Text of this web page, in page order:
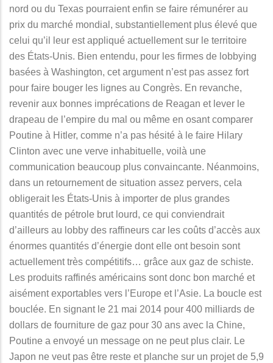
nord ou du Texas pourraient enfin se faire rémunérer au
prix du marché mondial, substantiellement plus élevé que
celui qu’il leur est appliqué actuellement sur le territoire
des États-Unis. Bien entendu, pour les firmes de lobbying
basées à Washington, cet argument n’est pas assez fort
pour faire bouger les lignes au Congrès. En revanche,
revenir aux bonnes imprécations de Reagan et lever le
drapeau de l’empire du mal ou même en osant comparer
Poutine à Hitler, comme n’a pas hésité à le faire Hilary
Clinton avec une verve inhabituelle, voilà une
communication beaucoup plus convaincante. Néanmoins,
dans un retournement de situation assez pervers, cela
obligerait les États-Unis à importer de plus grandes
quantités de pétrole brut lourd, ce qui conviendrait
d’ailleurs au lobby des raffineurs car les coûts d’accès aux
énormes quantités d’énergie dont elle ont besoin sont
actuellement très compétitifs… grâce aux gaz de schiste.
Les produits raffinés américains sont donc bon marché et
aisément exportables vers l’Europe et l’Asie. La boucle est
bouclée. En signant le 21 mai 2014 pour 400 milliards de
dollars de fourniture de gaz pour 30 ans avec la Chine,
Poutine a envoyé un message on ne peut plus clair. Le
Japon ne veut pas être reste et planche sur un projet de 5,9